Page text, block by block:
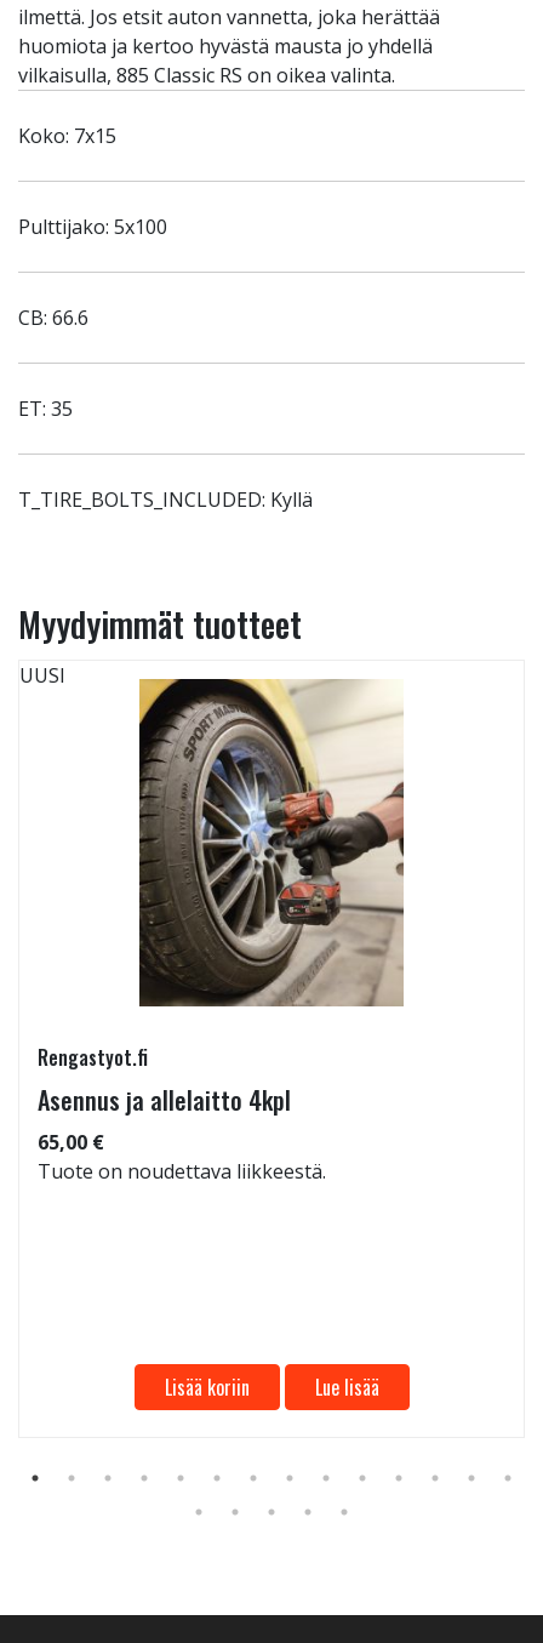
ilmettä. Jos etsit auton vannetta, joka herättää
huomiota ja kertoo hyvästä mausta jo yhdellä
vilkaisulla, 885 Classic RS on oikea valinta.
Koko: 7x15
Pulttijako: 5x100
CB: 66.6
ET: 35
T_TIRE_BOLTS_INCLUDED: Kyllä
Myydyimmät tuotteet
UUSI
Rengastyot.fi
Asennus ja allelaitto 4kpl
65,00 €
Tuote on noudettava liikkeestä.
Lisää koriin Lue lisää